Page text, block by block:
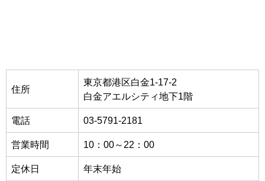
住所
東京都港区白金1-17-2
白金アエルシティ地下1階
電話 03-5791-2181
営業時間 10：00～22：00
定休日 年末年始